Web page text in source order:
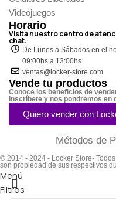
Videojuegos
Horario
Visita nuestro centro de
chat.
De Lunes a Sábados en el
09:00hs a 13:00hs
ventas@locker-store.com
Vende tu productos
Conoce los beneficios de
Inscríbete y nos pondremos en
Quiero vender con
Métodos de
© 2014 - 2024 - Locker Store-
son propiedad de sus respectivos
Menú
Filtros